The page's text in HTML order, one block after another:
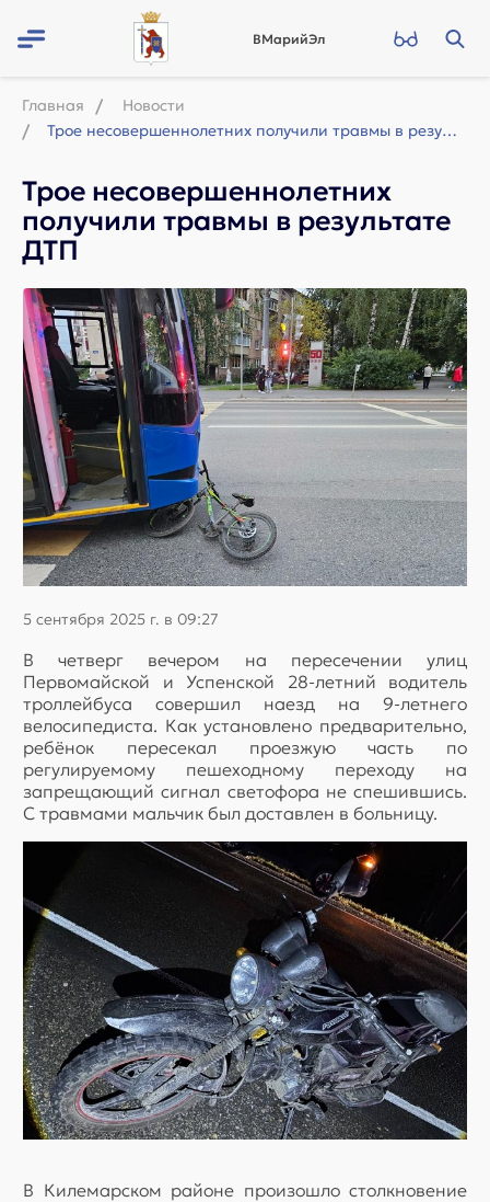
ВМарийЭл
Главная
Новости
Трое несовершеннолетних получили травмы в результате ДТП
Трое несовершеннолетних
получили травмы в результате
ДТП
5 сентября 2025 г. в 09:27
В четверг вечером на пересечении улиц
Первомайской и Успенской 28-летний водитель
троллейбуса совершил наезд на 9-летнего
велосипедиста. Как установлено предварительно,
ребёнок пересекал проезжую часть по
регулируемому пешеходному переходу на
запрещающий сигнал светофора не спешившись.
С травмами мальчик был доставлен в больницу.
В Килемарском районе произошло столкновение